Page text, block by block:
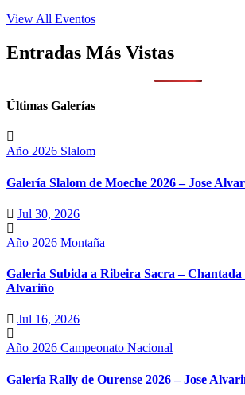
View All Eventos
Entradas Más Vistas
Últimas Galerías
Año 2026 Slalom
Galería Slalom de Moeche 2026 – Jose
Jul 30, 2026
Año 2026 Montaña
Galeria Subida a Ribeira Sacra – Chantada
Alvariño
Jul 16, 2026
Año 2026 Campeonato Nacional
Galería Rally de Ourense 2026 – Jose